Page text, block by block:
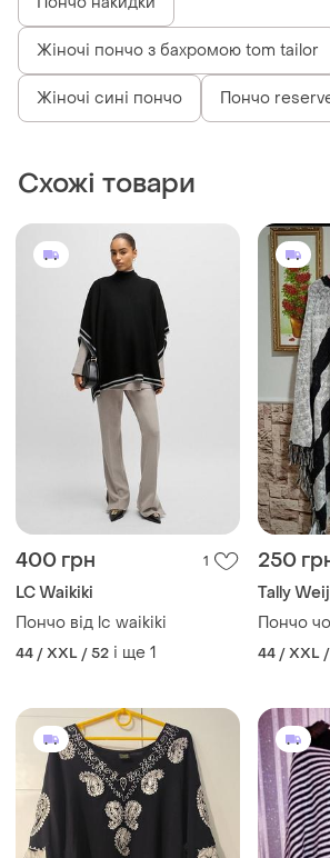
Жіночі пончо з бахромою tom tailor
Жіночі сині пончо Пончо
Схожі товари
400 грн 1
LC Waikiki
Пончо від lc waikiki
44 / XXL / 52 і ще 1
250
Tally
Пончо
44 / XXL